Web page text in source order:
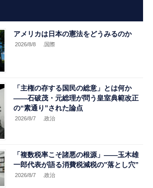
アメリカは日本の憲法をどうみるのか
2026/8/8 .国際
「主権の存する国民の総意」とは何か
――石破茂・元総理が問う皇室典範改正
の“素通り”された論点
2026/8/7 .政治
「複数税率こそ諸悪の根源」――玉木雄
一郎代表が語る消費税減税の”落とし穴”
2026/8/7 .政治